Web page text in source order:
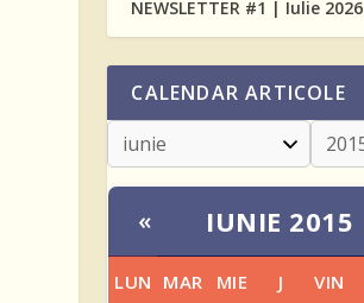
NEWSLETTER #1 | Iulie 2026
CALENDAR ARTICOLE
« IUNIE 2015
LUN MAR MIE J VIN